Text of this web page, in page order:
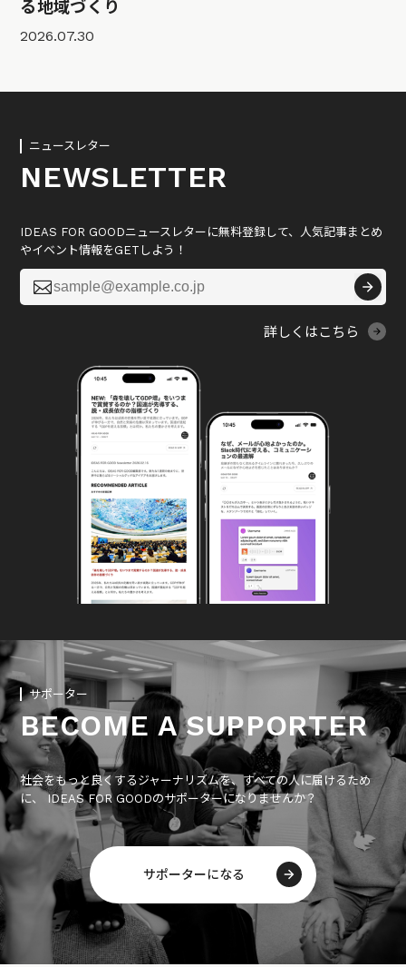
る地域づくり
2026.07.30
ニュースレター
NEWSLETTER
IDEAS FOR GOODニュースレターに無料登録して、人気記事まとめ
やイベント情報をGETしよう！

詳しくはこちら
サポーター
BECOME A SUPPORTER
社会をもっと良くするジャーナリズムを、すべての人に届けるため
に、 IDEAS FOR GOODのサポーターになりませんか？
サポーターになる